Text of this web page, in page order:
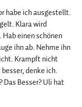
habe ich ausgestellt.
Klara wird
einen schönen
ihn ab. Nehme ihn
Krampft nicht
denke ich.
Das Besser? Uli hat